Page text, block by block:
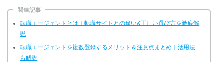
関連記事
転職エージェントとは｜転職サイトとの違い&正しい選び方を徹底解
説
転職エージェントを複数登録するメリット＆注意点まとめ｜活用法
も解説